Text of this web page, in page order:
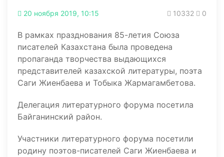
20 ноября 2019, 10:15 10332 0
В рамках празднования 85-летия Союза
писателей Казахстана была проведена
пропаганда творчества выдающихся
представителей казахской литературы, поэта
Саги Жиенбаева и Тобыка Жармагамбетова.
Делегация литературного форума посетила
Байганинский район.
Участники литературного форума посетили
родину поэтов-писателей Саги Жиенбаева и